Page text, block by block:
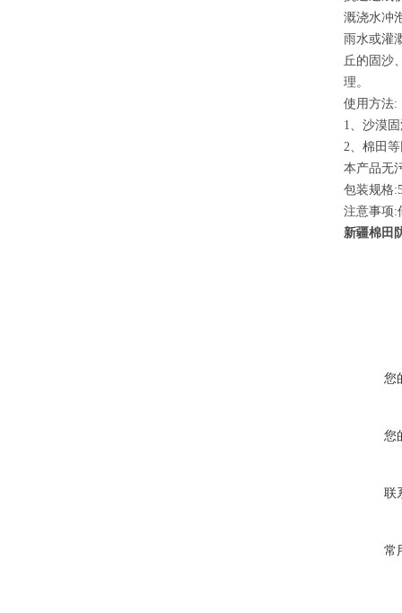
溉浇水冲
雨水或灌
丘的固沙
理。
使用方法:
1、沙漠
2、棉田
本产品无
包装规格
注意事项:
新疆棉田
您
您
联
常